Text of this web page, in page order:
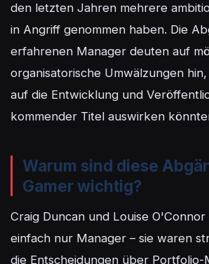
den letzten Jahren mehrere
in Angriff genommen haben. Die
erfahrenen Manager deuten auf
organisatorische Umwälzungen
auf die Entwicklung und
kommender Titel auswirken
Warum sind diese
Gamer wichtig?
Craig Duncan und Louise
einfach nur Manager – sie waren
die Entscheidungen über Portfolio-